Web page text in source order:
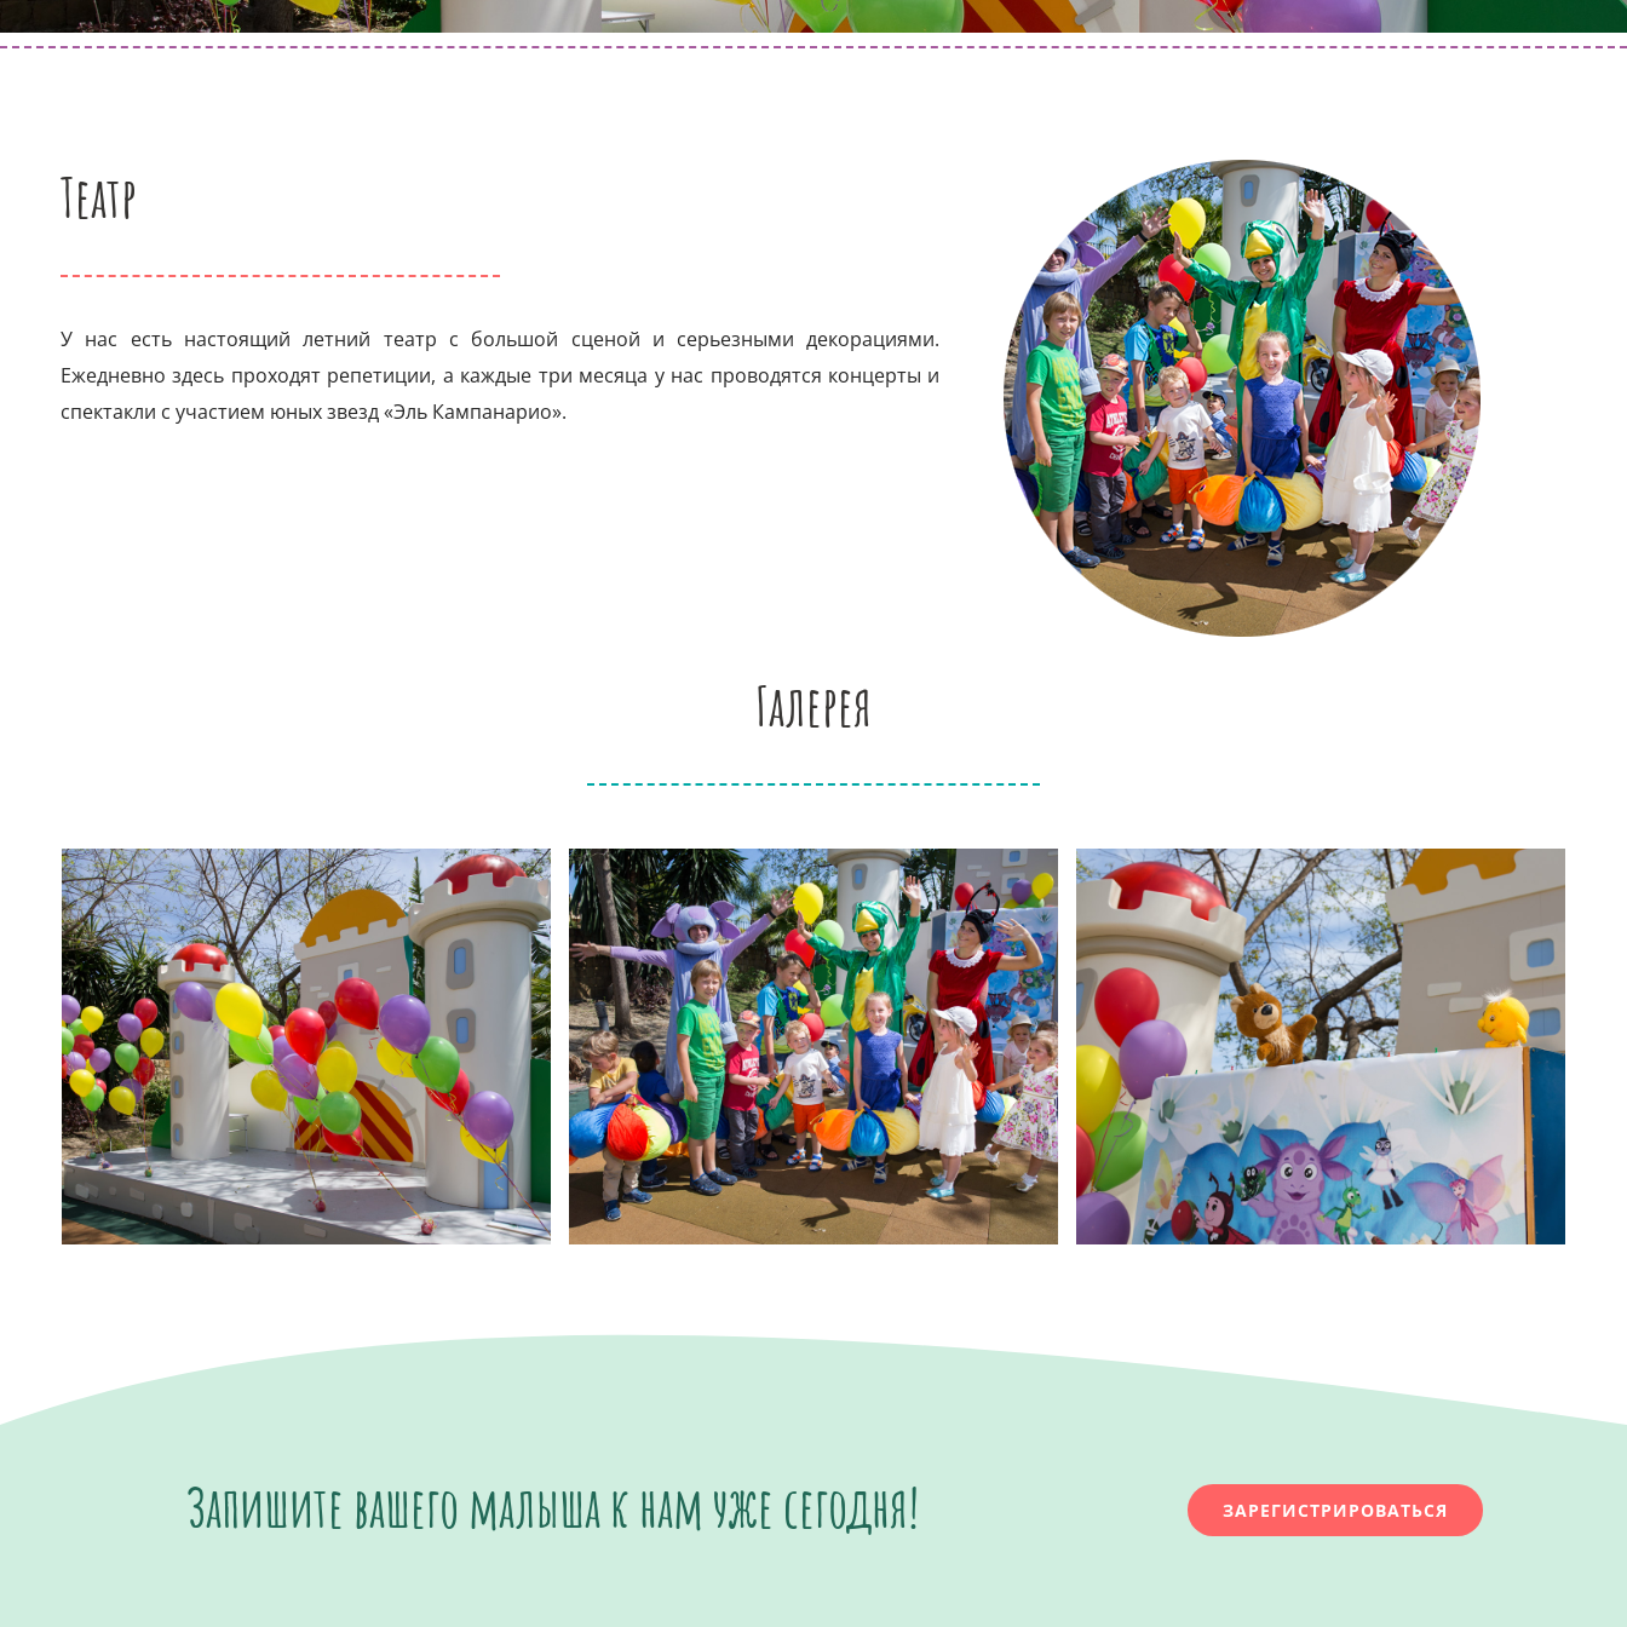
Театр
У нас есть настоящий летний театр с большой сценой и серьезными декорациями.
Ежедневно здесь проходят репетиции, а каждые три месяца у нас проводятся концерты и
спектакли с участием юных звезд «Эль Кампанарио».
Галерея
Запишите вашего малыша к нам уже сегодня! ЗАРЕГИСТРИРОВАТЬСЯ